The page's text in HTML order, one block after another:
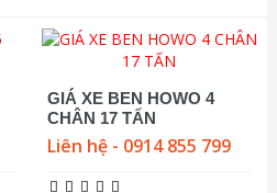
GIÁ XE BEN HOWO 4
CHÂN 17 TẤN
Liên hệ - 0914 855 799